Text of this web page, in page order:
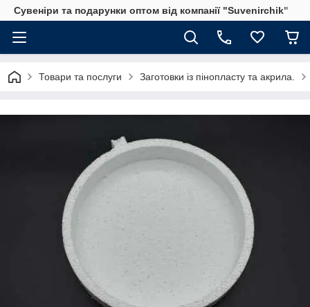
Сувеніри та подарунки оптом від компанії "Suvenirchik"
Товари та послуги Заготовки із пінопласту та акрила.